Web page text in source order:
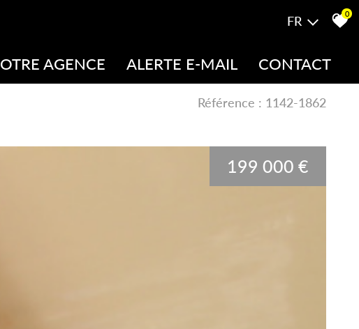
FR 0
NOTRE AGENCE ALERTE E-MAIL CONTACT
Référence : 1142-1862
199 000 €